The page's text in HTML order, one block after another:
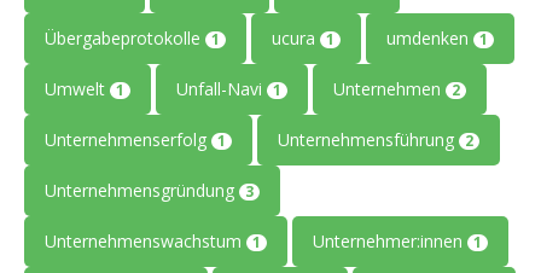
Übergabeprotokolle 1 ucura 1 umdenken 1
Umwelt 1 Unfall-Navi 1 Unternehmen 2
Unternehmenserfolg 1 Unternehmensführung 2
Unternehmensgründung 3
Unternehmenswachstum 1 Unternehmer:innen 1